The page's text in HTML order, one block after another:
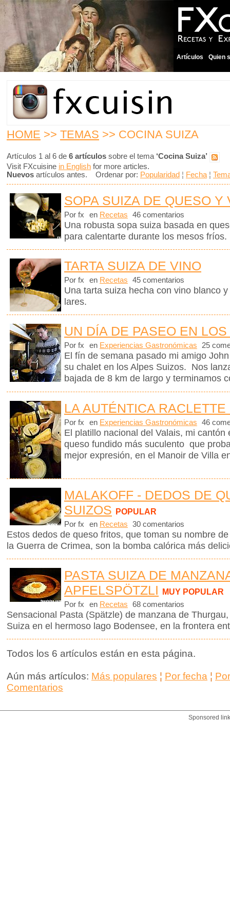
Artículos Quien
HOME >> TEMAS >> COCINA SUIZA
Artículos 1 al 6 de 6 artículos sobre el tema ‘Cocina Suiza’
Visit FXcuisine in English for more articles.
Nuevos artículos antes. Ordenar por: Popularidad ¦ Fecha ¦
SOPA SUIZA DE QUESO Y
Por fx en Recetas 46 comentarios
Una robusta sopa suiza basada en
para calentarte durante los mesos fríos.
TARTA SUIZA DE VINO
Por fx en Recetas 45 comentarios
Una tarta suiza hecha con vino blanco
lares.
UN DÍA DE PASEO EN
Por fx en Experiencias Gastronómicas 25
El fín de semana pasado mi amigo
su chalet en los Alpes Suizos. Nos
bajada de 8 km de largo y terminamos
LA AUTÉNTICA RACLETTE
Por fx en Experiencias Gastronómicas 46
El platillo nacional del Valais, mi
queso fundido más suculento que
mejor expresión, en el Manoir de Villa
MALAKOFF - DEDOS DE
SUIZOS POPULAR
Por fx en Recetas 30 comentarios
Estos dedos de queso fritos, que toman su nombre
la Guerra de Crimea, son la bomba calórica más
PASTA SUIZA DE
APFELSPÖTZLI MUY POPULAR
Por fx en Recetas 68 comentarios
Sensacional Pasta (Spätzle) de manzana de
Suiza en el hermoso lago Bodensee, en la frontera
Todos los 6 artículos están en esta página.
Aún más artículos: Más populares ¦ Por fecha ¦
Comentarios
Sponsored